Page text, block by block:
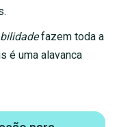
fazem toda a
é uma alavanca